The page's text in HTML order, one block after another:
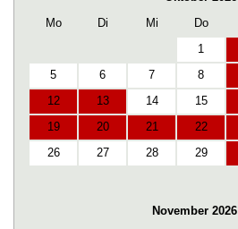
Mo
Di Mi Do
1
5
6 7 8
12
13 14 15
19
20 21 22
26
27 28 29
November 2026